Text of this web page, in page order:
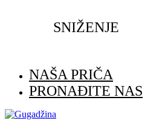
SNIŽENJE
NAŠA PRIČA
PRONAĐITE NAS